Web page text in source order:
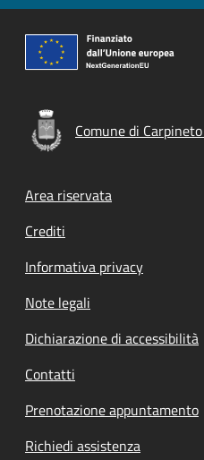
Comune di
Footer menu
Area riservata
Crediti
Informativa privacy
Note legali
Dichiarazione di accessibilità
Contatti
Prenotazione appuntamento
Richiedi assistenza